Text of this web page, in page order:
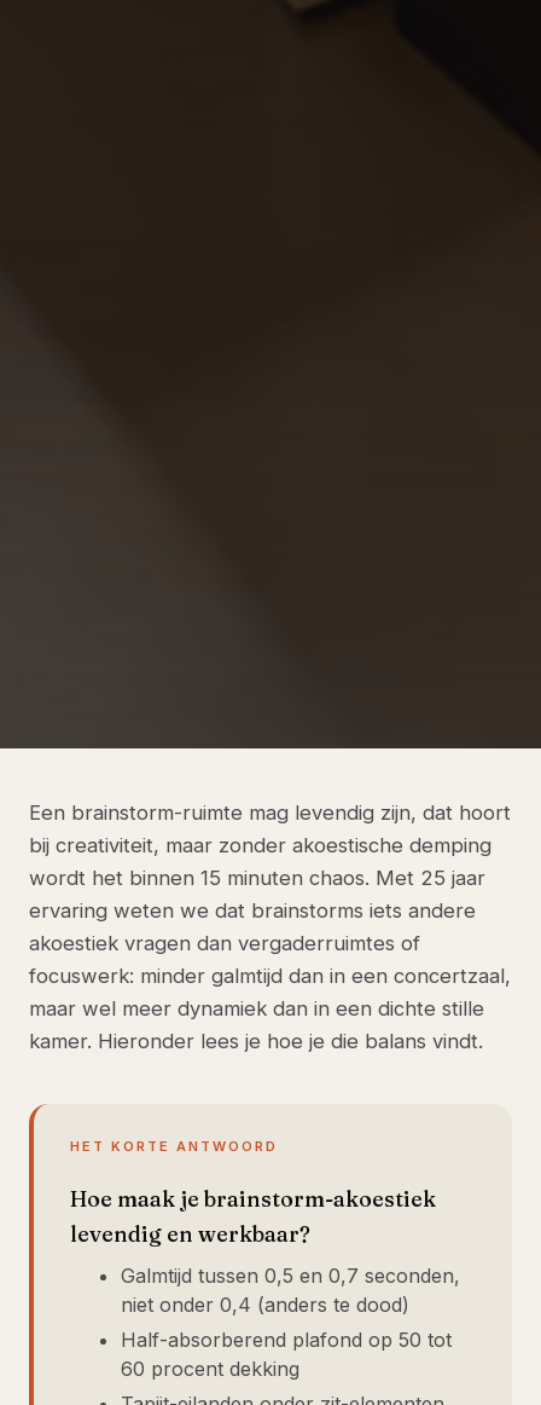
Een brainstorm-ruimte mag levendig zijn, dat hoort
bij creativiteit, maar zonder akoestische demping
wordt het binnen 15 minuten chaos. Met 25 jaar
ervaring weten we dat brainstorms iets andere
akoestiek vragen dan vergaderruimtes of
focuswerk: minder galmtijd dan in een concertzaal,
maar wel meer dynamiek dan in een dichte stille
kamer. Hieronder lees je hoe je die balans vindt.
HET KORTE ANTWOORD
Hoe maak je brainstorm-akoestiek
levendig en werkbaar?
Galmtijd tussen 0,5 en 0,7 seconden,
niet onder 0,4 (anders te dood)
Half-absorberend plafond op 50 tot
60 procent dekking